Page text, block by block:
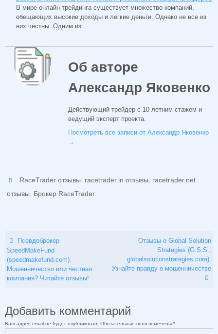
В мире онлайн-трейдинга существует множество компаний,
обещающих высокие доходы и легкие деньги. Однако не все из
них честны. Одним из...
Об авторе
Александр Яковенко
Действующий трейдер с 10-летним стажем и
ведущий эксперт проекта.
Посмотреть все записи от Александр Яковенко
→
RaceTrader отзывы, racetrader.in отзывы, racetrader.net
отзывы, Брокер RaceTrader.
Псевдоброкер
SpeedMakeFund
(speedmakefund.com).
Мошенничество или честная
компания? Читайте отзывы!
Отзывы о Global Solution
Strategies (G.S.S.,
globalsolutionstrategies.com).
Узнайте правду о мошенничестве
Добавить комментарий
Ваш адрес email не будет опубликован. Обязательные поля помечены *